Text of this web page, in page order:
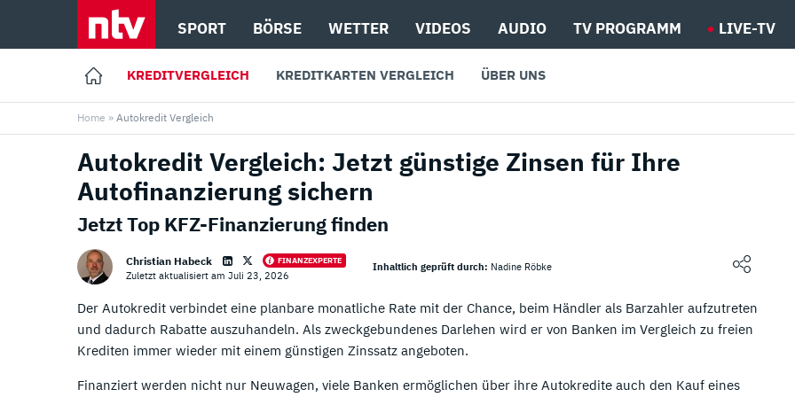
SPORT BÖRSE WETTER VIDEOS AUDIO TV PROGRAMM LIVE-TV
KREDITVERGLEICH
Targobank Erfahrungen
02. DKB Erfahrungen
03. Cashper Erfahrungen
05. Postbank Erfahrungen
Kreditrechner
📚 Kreditratgeber
Was ist ein Kredit
Wie viel Kredit kann ich mir leisten
Kredit ablösen
KREDITKARTEN VERGLEICH
TF Bank Erfahrungen
02. Extra Karte Erfahrungen
03. Easybank Kreditkarte Erfahrungen
05. Advanzia Erfahrungen
Debitkarten Vergleich
Goldene Kreditkarten
Kreditkarten mit Ratenzahlung
Kreditkarten ohne Schufa
ÜBER UNS
Home » Autokredit Vergleich
Autokredit Vergleich: Jetzt günstige Zinsen für Ihre
Autofinanzierung sichern
Jetzt Top KFZ-Finanzierung finden
Christian Habeck FINANZEXPERTE
Zuletzt aktualisiert am Juli 23, 2026
Inhaltlich geprüft durch: Nadine Röbke
Der Autokredit verbindet eine planbare monatliche Rate mit der Chance, beim Händler als Barzahler aufzutreten
und dadurch Rabatte auszuhandeln. Als zweckgebundenes Darlehen wird er von Banken im Vergleich zu freien
Krediten immer wieder mit einem günstigen Zinssatz angeboten.
Finanziert werden nicht nur Neuwagen, viele Banken ermöglichen über ihre Autokredite auch den Kauf eines